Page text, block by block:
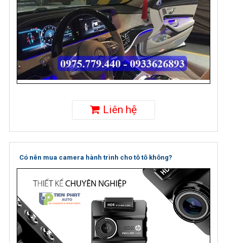
Liên hệ
Có nên mua camera hành trình cho tô tô không?